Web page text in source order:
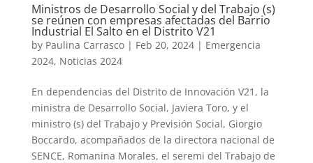
Ministros de Desarrollo Social y del Trabajo (s)
se reúnen con empresas afectadas del Barrio
Industrial El Salto en el Distrito V21
by Paulina Carrasco| Feb 20, 2024| Emergencia
2024, Noticias 2024
En dependencias del Distrito de Innovación V21, la
ministra de Desarrollo Social, Javiera Toro, y el
ministro (s) del Trabajo y Previsión Social, Giorgio
Boccardo, acompañados de la directora nacional de
SENCE, Romanina Morales, el seremi del Trabajo de